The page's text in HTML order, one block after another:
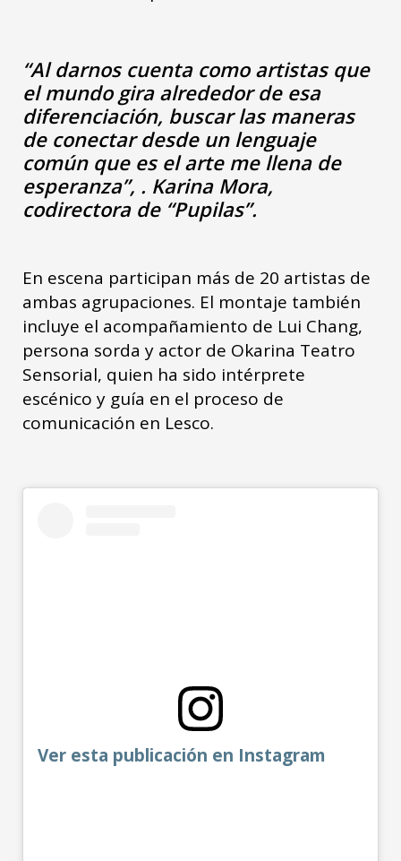
“Al darnos cuenta como artistas que
el mundo gira alrededor de esa
diferenciación, buscar las maneras
de conectar desde un lenguaje
común que es el arte me llena de
esperanza”, . Karina Mora,
codirectora de “Pupilas”.
En escena participan más de 20 artistas de
ambas agrupaciones. El montaje también
incluye el acompañamiento de Lui Chang,
persona sorda y actor de Okarina Teatro
Sensorial, quien ha sido intérprete
escénico y guía en el proceso de
comunicación en Lesco.
Ver esta publicación en Instagram